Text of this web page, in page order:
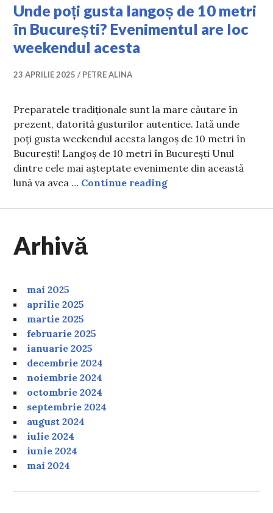
Unde poți gusta langoș de 10 metri
în București? Evenimentul are loc
weekendul acesta
23 APRILIE 2025 PETRE ALINA
Preparatele tradiționale sunt la mare căutare în
prezent, datorită gusturilor autentice. Iată unde
poți gusta weekendul acesta langoș de 10 metri în
București! Langoș de 10 metri în București Unul
dintre cele mai așteptate evenimente din această
lună va avea … Continue readingUnde poți gusta
Arhivă
mai 2025
aprilie 2025
martie 2025
februarie 2025
ianuarie 2025
decembrie 2024
noiembrie 2024
octombrie 2024
septembrie 2024
august 2024
iulie 2024
iunie 2024
mai 2024